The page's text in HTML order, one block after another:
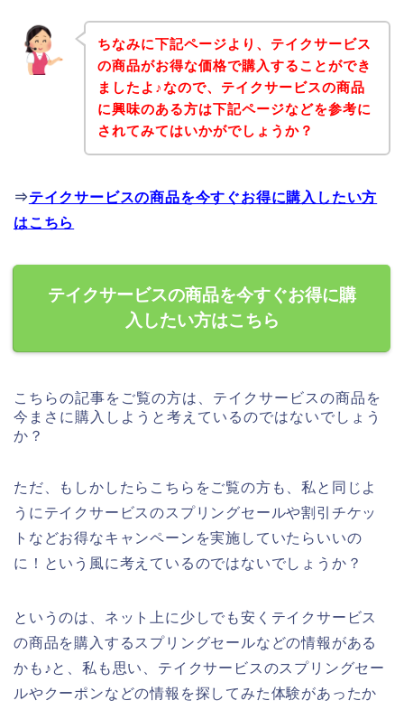
ちなみに下記ページより、テイクサービス
の商品がお得な価格で購入することができ
ましたよ♪なので、テイクサービスの商品
に興味のある方は下記ページなどを参考に
されてみてはいかがでしょうか？
⇒テイクサービスの商品を今すぐお得に購入したい方
はこちら
テイクサービスの商品を今すぐお得に購
入したい方はこちら
こちらの記事をご覧の方は、テイクサービスの商品を
今まさに購入しようと考えているのではないでしょう
か？
ただ、もしかしたらこちらをご覧の方も、私と同じよ
うにテイクサービスのスプリングセールや割引チケッ
トなどお得なキャンペーンを実施していたらいいの
に！という風に考えているのではないでしょうか？
というのは、ネット上に少しでも安くテイクサービス
の商品を購入するスプリングセールなどの情報がある
かも♪と、私も思い、テイクサービスのスプリングセー
ルやクーポンなどの情報を探してみた体験があったか